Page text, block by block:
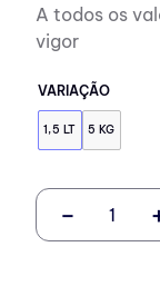
A todos os
vigor
VARIAÇÃO
1,5 LT 5 KG
－